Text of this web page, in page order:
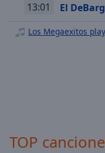
descriptions
off,
settings
13:01 El
Los Megaexitos
TOP